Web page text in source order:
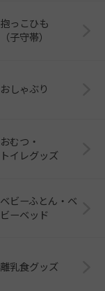
抱っこひも
（子守帯）
おしゃぶり
おむつ・
トイレグッズ
ベビーふとん・ベ
ビーベッド
離乳食グッズ